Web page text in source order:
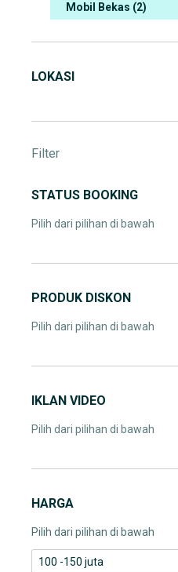
Mobil Bekas (2)
LOKASI
Filter
STATUS BOOKING
Pilih dari pilihan di bawah
PRODUK DISKON
Pilih dari pilihan di bawah
IKLAN VIDEO
Pilih dari pilihan di bawah
HARGA
Pilih dari pilihan di bawah
100 -150 juta